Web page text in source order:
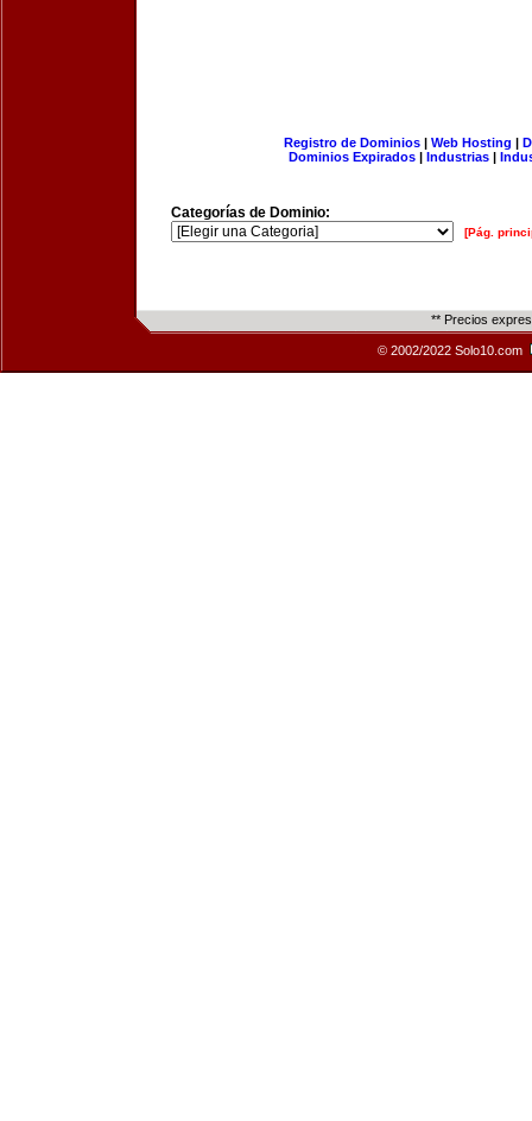
Registro de Dominios| Web Hosting |
Dominios Expirados | Industrias |
Categorías de Dominio:
[Pág.
** Precios
© 2002/2022 Solo10.com